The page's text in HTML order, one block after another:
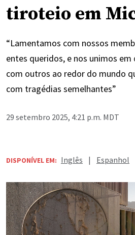
tiroteio em
“Lamentamos com nossos
entes queridos, e nos unimos
com outros ao redor do mundo
com tragédias semelhantes”
29 setembro 2025, 4:21 p.m. MDT
DISPONÍVEL EM: Inglês | Espanhol